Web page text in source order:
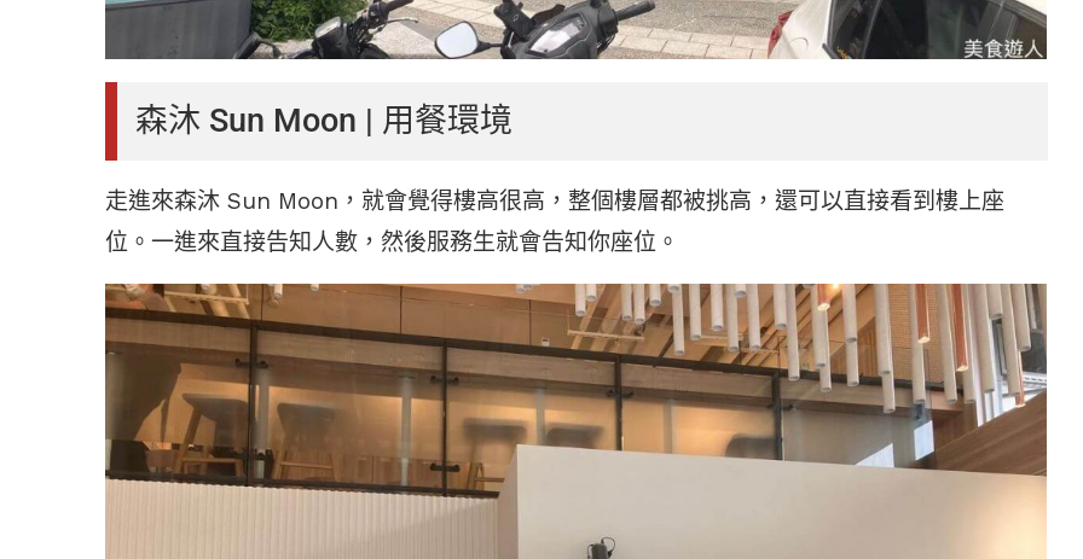
森沐 Sun Moon | 用餐環境
走進來森沐 Sun Moon，就會覺得樓高很高，整個樓層都被挑高，還可以直接看到樓上座
位。一進來直接告知人數，然後服務生就會告知你座位。